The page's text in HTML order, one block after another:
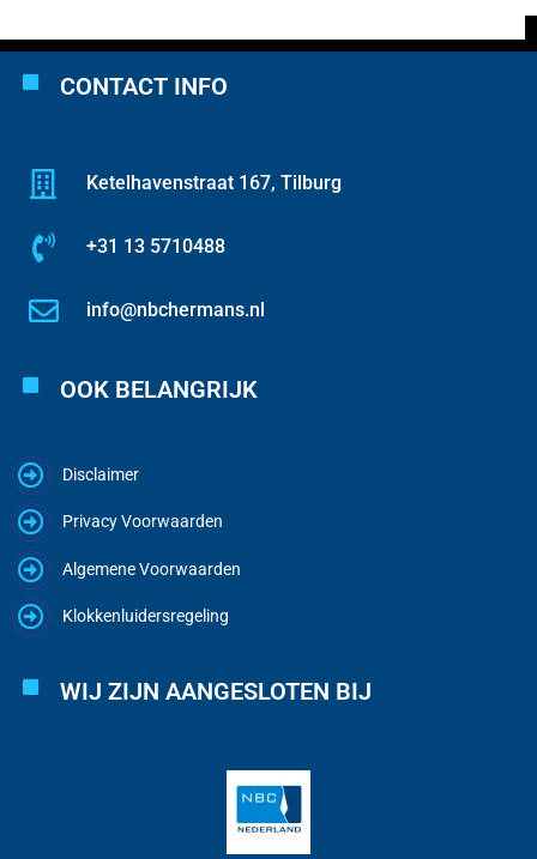
CONTACT INFO
Ketelhavenstraat 167, Tilburg
+31 13 5710488
info@nbchermans.nl
OOK BELANGRIJK
Disclaimer
Privacy Voorwaarden
Algemene Voorwaarden
Klokkenluidersregeling
WIJ ZIJN AANGESLOTEN BIJ